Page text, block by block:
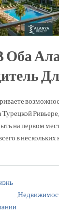
Оба
на первом
в нескольких